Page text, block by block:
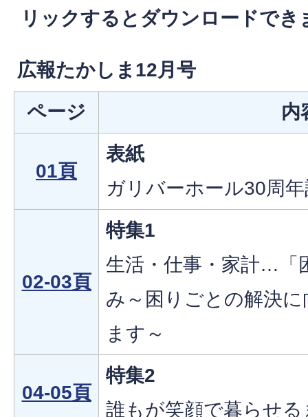
リックするとダウンロードでき
広報たかしま12月号
ページ
内
01頁
表紙
ガリバーホール30周
02-03頁
特集1
生活・仕事・家計…「
み～困りごとの解決
ます～
04-05頁
特集2
誰もが笑顔で暮らせ